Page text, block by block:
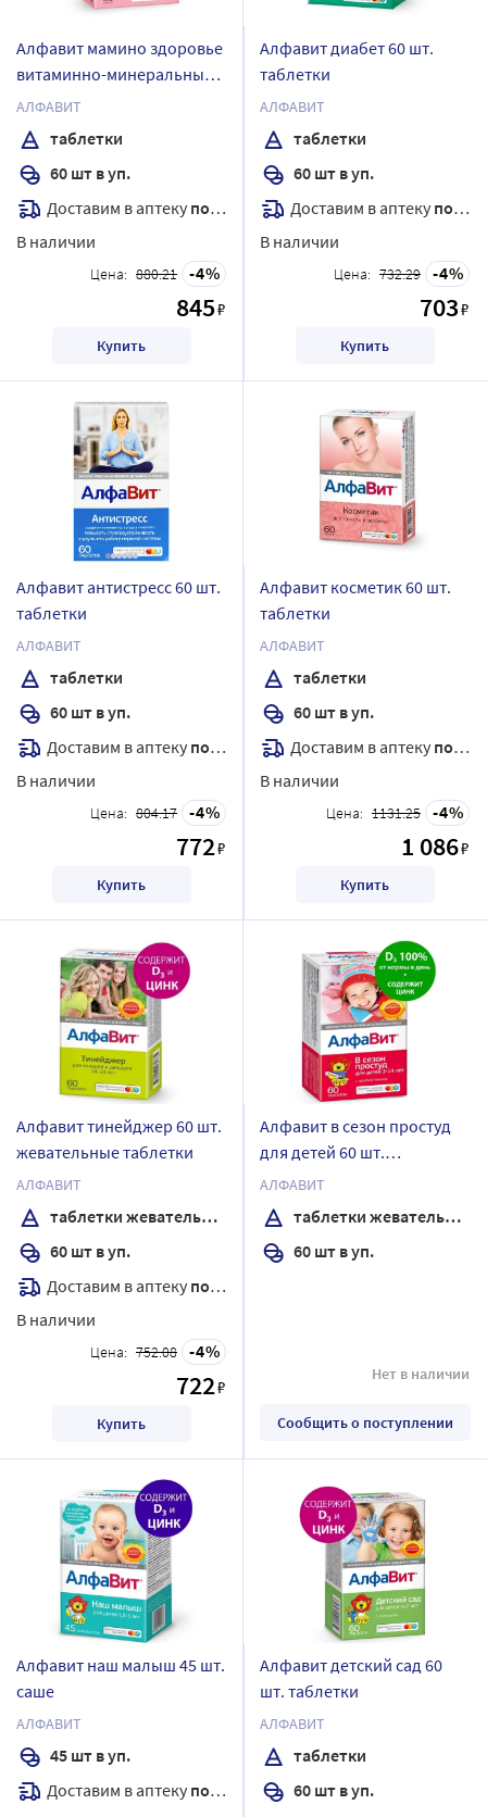
Алфавит мамино здоровье
витаминно-минеральный
комплекс 60 шт. таблетки
АЛФАВИТ
таблетки
60 шт в уп.
Доставим в аптеку послезавтра
В наличии
Цена: 880.21 4
845₽
Купить
Алфавит диабет 60 шт.
таблетки
АЛФАВИТ
таблетки
60 шт в уп.
Доставим в аптеку послезавтра
В наличии
Цена: 732.29 4
703₽
Купить
Алфавит антистресс 60 шт.
таблетки
АЛФАВИТ
таблетки
60 шт в уп.
Доставим в аптеку послезавтра
В наличии
Цена: 804.17 4
772₽
Купить
Алфавит косметик 60 шт.
таблетки
АЛФАВИТ
таблетки
60 шт в уп.
Доставим в аптеку послезавтра
В наличии
Цена: 1131.25 4
1 086₽
Купить
Алфавит тинейджер 60 шт.
жевательные таблетки
АЛФАВИТ
таблетки жевательные
60 шт в уп.
Доставим в аптеку послезавтра
В наличии
Цена: 752.08 4
722₽
Купить
Алфавит в сезон простуд
для детей 60 шт.
жевательные таблетки
АЛФАВИТ
таблетки жевательные
60 шт в уп.
Нет в наличии
Сообщить о поступлении
Алфавит наш малыш 45 шт.
саше
АЛФАВИТ
45 шт в уп.
Доставим в аптеку послезавтра
Алфавит детский сад 60
шт. таблетки
АЛФАВИТ
таблетки
60 шт в уп.